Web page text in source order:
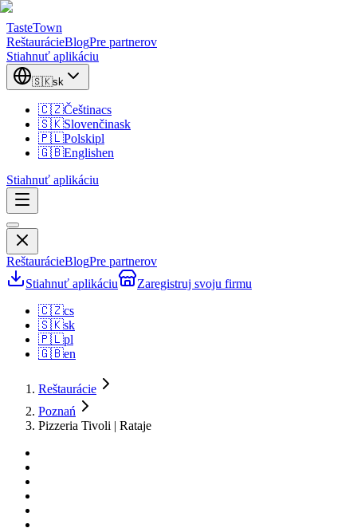
TasteTown
ReštaurácieBlogPre partnerov
Stiahnuť aplikáciu
🇸🇰sk
🇨🇿Češtinacs
🇸🇰Slovenčinask
🇵🇱Polskipl
🇬🇧Englishen
Stiahnuť aplikáciu
ReštaurácieBlogPre partnerov
Stiahnuť aplikáciu
Zaregistruj svoju firmu
🇨🇿cs
🇸🇰sk
🇵🇱pl
🇬🇧en
Reštaurácie
Poznań
Pizzeria Tivoli | Rataje